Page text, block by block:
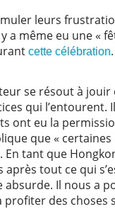
leurs
a même eu une «
cette célébration
se résout à jouir
qui l’entourent.
ont eu la
que « certaines
tant que
tout ce qui
absurde. Il nous a
des choses